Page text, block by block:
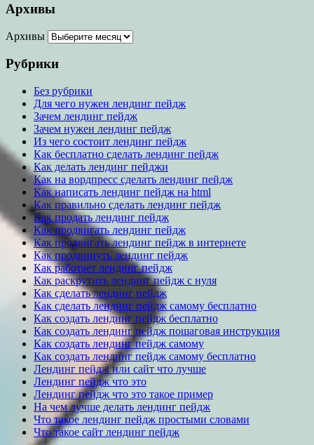
Архивы
Архивы
Рубрики
Без рубрики
Для чего нужен лендинг пейдж
Зачем лендинг пейдж
Зачем нужен лендинг пейдж
Из чего состоит лендинг пейдж
Как бесплатно сделать лендинг пейдж
Как делать лендинг пейджи
Как на вордпресс сделать лендинг пейдж
Как написать лендинг пейдж на html
Как правильно сделать лендинг пейдж
Как продать лендинг пейдж
Как продвигать лендинг пейдж
Как продвигать лендинг пейдж в интернете
Как продвинуть лендинг пейдж
Как работает лендинг пейдж
Как раскрутить лендинг пейдж с нуля
Как сделать лендинг пейдж
Как сделать лендинг пейдж самому бесплатно
Как создать лендинг пейдж бесплатно
Как создать лендинг пейдж пошаговая инструкция
Как создать лендинг пейдж самому
Как создать лендинг пейдж самому бесплатно
Лендинг пейдж или сайт что лучше
Лендинг пейдж что это
Лендинг пейдж что это такое пример
На чем лучше делать лендинг пейдж
Что такое лендинг пейдж простыми словами
Что такое сайт лендинг пейдж